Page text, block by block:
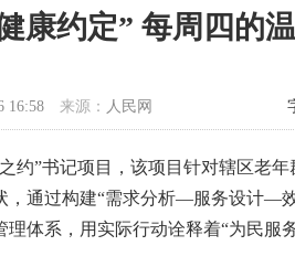
康约定” 每周四的
16:58 来源： 人民网
约”书记项目，该项目针对辖区老年
，通过构建“需求分析—服务设计—
体系，用实际行动诠释着“为民服